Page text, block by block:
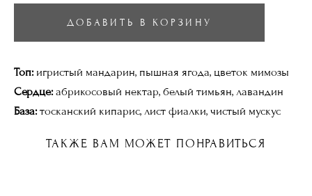
ДОБАВИТЬ В КОРЗИНУ
Топ:игристый мандарин, пышная ягода, цветок мимозы
Сердце:абрикосовый нектар, белый тимьян, лавандин
База:тосканский кипарис, лист фиалки, чистый мускус
ТАКЖЕ ВАМ МОЖЕТ ПОНРАВИТЬСЯ